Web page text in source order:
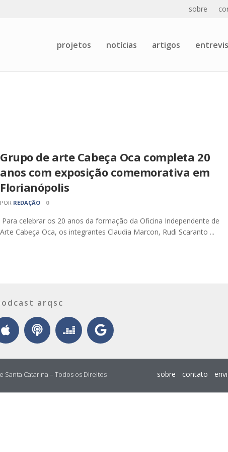
sobre
projetos notícias artigos
Grupo de arte Cabeça Oca completa 20
anos com exposição comemorativa em
Florianópolis
POR REDAÇÃO 0
Para celebrar os 20 anos da formação da Oficina Independente de
Arte Cabeça Oca, os integrantes Claudia Marcon, Rudi Scaranto ...
arqsc
Catarina – Todos os Direitos
sobre contato